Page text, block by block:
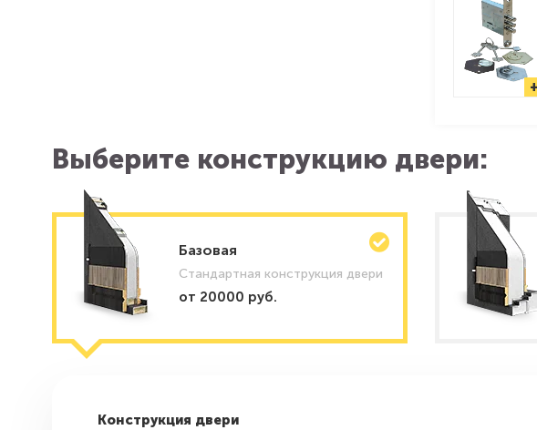
+
Выберите конструкцию двери:
Базовая
Стандартная конструкция двери
от 20000 руб.
Конструкция двери